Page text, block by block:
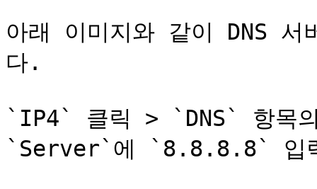
아래 이미지와 같이 DNS 서
다.
`IP4` 클릭 > `DNS` 항목
`Server`에 `8.8.8.8` 입